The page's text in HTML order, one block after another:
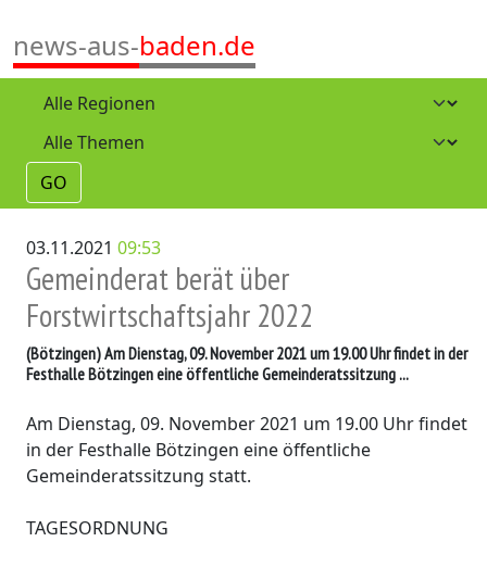
news-aus-baden.de
GO
03.11.2021 09:53
Gemeinderat berät über
Forstwirtschaftsjahr 2022
(Bötzingen)Am Dienstag, 09. November 2021 um 19.00 Uhr findet in der
Festhalle Bötzingen eine öffentliche Gemeinderatssitzung ...
Am Dienstag, 09. November 2021 um 19.00 Uhr findet
in der Festhalle Bötzingen eine öffentliche
Gemeinderatssitzung statt.
TAGESORDNUNG